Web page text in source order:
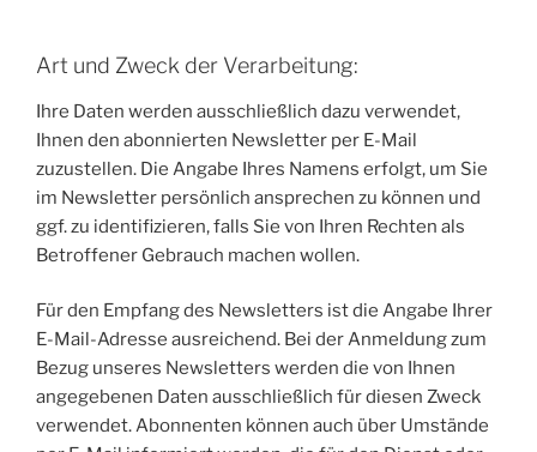
Art und Zweck der Verarbeitung:
Ihre Daten werden ausschließlich dazu verwendet,
Ihnen den abonnierten Newsletter per E-Mail
zuzustellen. Die Angabe Ihres Namens erfolgt, um Sie
im Newsletter persönlich ansprechen zu können und
ggf. zu identifizieren, falls Sie von Ihren Rechten als
Betroffener Gebrauch machen wollen.
Für den Empfang des Newsletters ist die Angabe Ihrer
E-Mail-Adresse ausreichend. Bei der Anmeldung zum
Bezug unseres Newsletters werden die von Ihnen
angegebenen Daten ausschließlich für diesen Zweck
verwendet. Abonnenten können auch über Umstände